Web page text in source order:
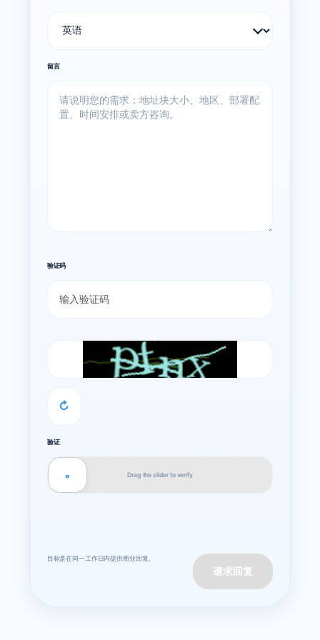
留言
验证码
↻
验证
Drag the slider to verify
»
目标是在同一工作日内提供商业回复。
请求回复